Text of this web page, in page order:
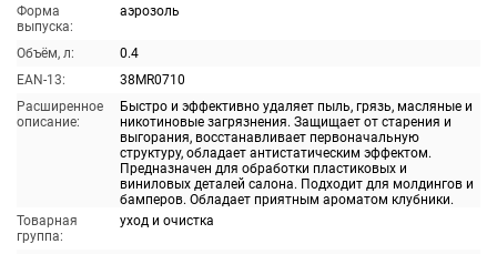
Форма
выпуска:
аэрозоль
Объём, л:
0.4
EAN-13:
38MR0710
Расширенное
описание:
Быстро и эффективно удаляет пыль, грязь, масляные и
никотиновые загрязнения. Защищает от старения и
выгорания, восстанавливает первоначальную
структуру, обладает антистатическим эффектом.
Предназначен для обработки пластиковых и
виниловых деталей салона. Подходит для молдингов и
бамперов. Обладает приятным ароматом клубники.
Товарная
группа:
уход и очистка